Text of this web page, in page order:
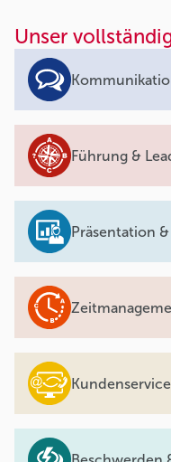
Unser
Führung &
Präsentation